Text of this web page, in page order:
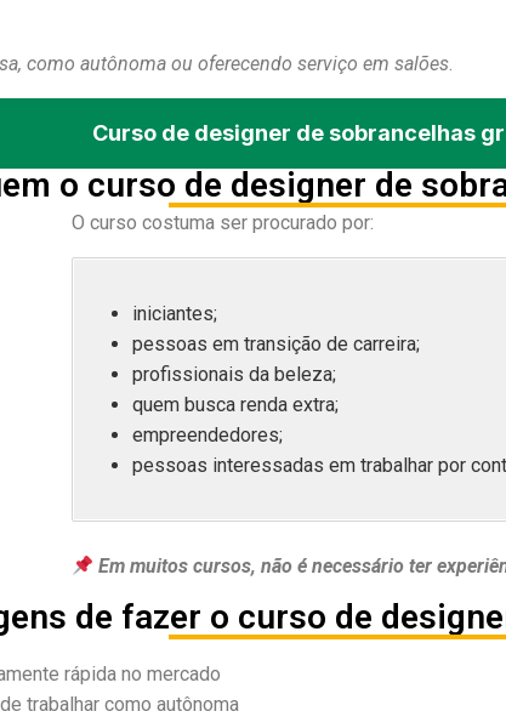
como autônoma ou oferecendo serviço em salões.
Curso de designer de sobrancelhas
o curso de designer de
O curso costuma ser procurado por:
iniciantes;
pessoas em transição de carreira;
profissionais da beleza;
quem busca renda extra;
empreendedores;
pessoas interessadas em trabalhar por
Em muitos cursos, não é necessário ter
de fazer o curso de
rápida no mercado
trabalhar como autônoma